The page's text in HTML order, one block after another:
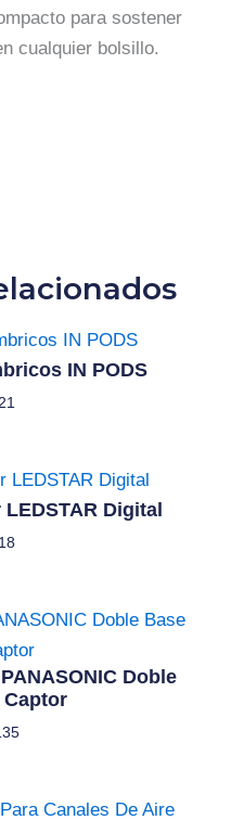
para sostener
cualquier bolsillo.
IN PODS
Digital
Doble
Captor